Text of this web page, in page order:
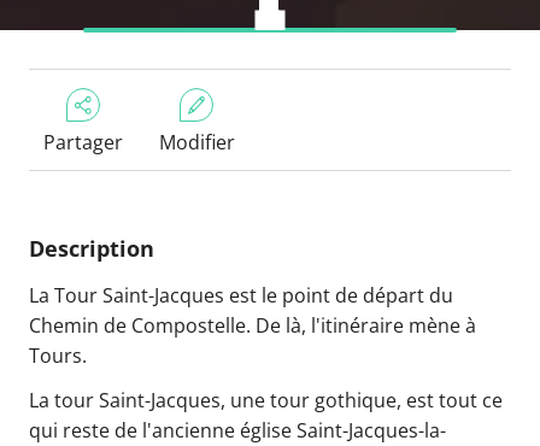
Partager Modifier
Description
La Tour Saint-Jacques est le point de départ du
Chemin de Compostelle. De là, l'itinéraire mène à
Tours.
La tour Saint-Jacques, une tour gothique, est tout ce
qui reste de l'ancienne église Saint-Jacques-la-